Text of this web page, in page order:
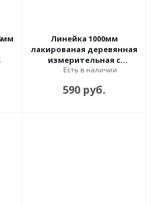
Линейка 1000мм
лакированая деревянная
измерительная с
держателем
Есть в наличии
590 руб.